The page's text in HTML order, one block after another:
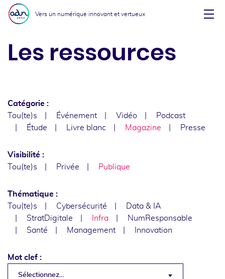
Aller au menu
Aller au contenu
Vers un numérique innovant et vertueux
Les ressources
Catégorie :
Tou(te)s
Événement Vidéo
Podcast
Étude
Livre blanc Magazine Presse
Visibilité :
Tou(te)s
Privée Publique
Thématique :
Tou(te)s
Cybersécurité
Data & IA
StratDigitale
Infra
NumResponsable
Santé
Management Innovation
Mot clef :
Sélectionnez...